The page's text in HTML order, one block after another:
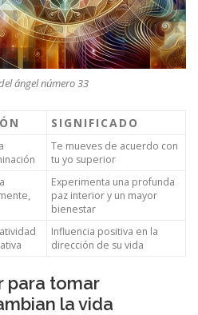
ángel número 33
SIGNIFICADO
Te mueves de acuerdo con
tu yo superior
Experimenta una profunda
paz interior y un mayor
bienestar
Influencia positiva en la
dirección de su vida
para tomar
la vida